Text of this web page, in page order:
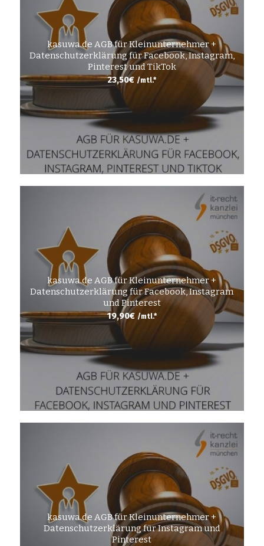
kasuwa.de AGB für Kleinunternehmer +
Datenschutzerklärung für Facebook, Instagram,
Pinterest und TikTok
23,50€ /mtl.*
kasuwa.de AGB für Kleinunternehmer +
Datenschutzerklärung für Facebook, Instagram
und Pinterest
19,90€ /mtl.*
kasuwa.de AGB für Kleinunternehmer +
Datenschutzerklärung für Instagram und
Pinterest